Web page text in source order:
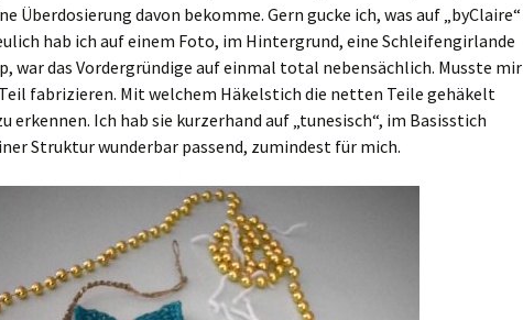
Überdosierung davon bekomme. Gern gucke ich, was auf „byClaire“
hab ich auf einem Foto, im Hintergrund, eine Schleifengirlande
war das Vordergründige auf einmal total nebensächlich. Musste mir
fabrizieren. Mit welchem Häkelstich die netten Teile gehäkelt
erkennen. Ich hab sie kurzerhand auf „tunesisch“, im Basisstich
Struktur wunderbar passend, zumindest für mich.